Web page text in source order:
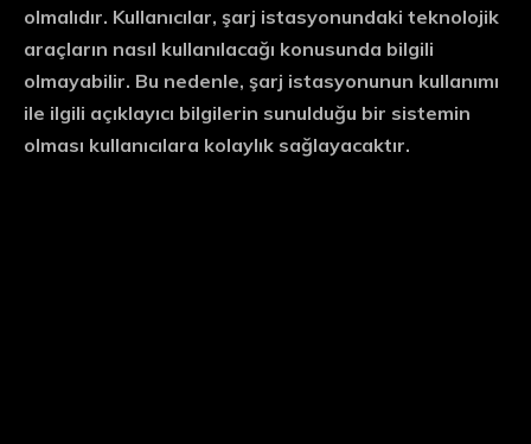
olmalıdır. Kullanıcılar, şarj istasyonundaki teknolojik
araçların nasıl kullanılacağı konusunda bilgili
olmayabilir. Bu nedenle, şarj istasyonunun kullanımı
ile ilgili açıklayıcı bilgilerin sunulduğu bir sistemin
olması kullanıcılara kolaylık sağlayacaktır.